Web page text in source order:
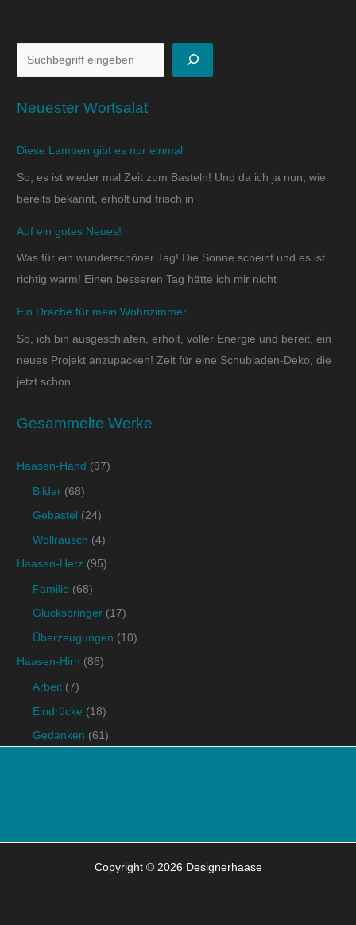
Neuester Wortsalat
Diese Lampen gibt es nur einmal
So, es ist wieder mal Zeit zum Basteln! Und da ich ja nun, wie
bereits bekannt, erholt und frisch in
Auf ein gutes Neues!
Was für ein wunderschöner Tag! Die Sonne scheint und es ist
richtig warm! Einen besseren Tag hätte ich mir nicht
Ein Drache für mein Wohnzimmer
So, ich bin ausgeschlafen, erholt, voller Energie und bereit, ein
neues Projekt anzupacken! Zeit für eine Schubladen-Deko, die
jetzt schon
Gesammelte Werke
Haasen-Hand (97)
Bilder (68)
Gebastel (24)
Wollrausch (4)
Haasen-Herz (95)
Familie (68)
Glücksbringer (17)
Überzeugungen (10)
Haasen-Hirn (86)
Arbeit (7)
Eindrücke (18)
Gedanken (61)
Copyright © 2026 Designerhaase